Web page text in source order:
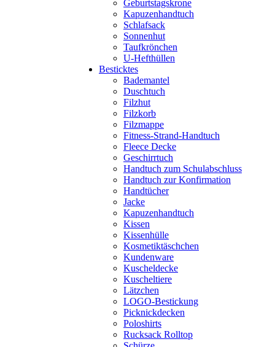
Geburtstagskrone
Kapuzenhandtuch
Schlafsack
Sonnenhut
Taufkrönchen
U-Hefthüllen
Besticktes
Bademantel
Duschtuch
Filzhut
Filzkorb
Filzmappe
Fitness-Strand-Handtuch
Fleece Decke
Geschirrtuch
Handtuch zum Schulabschluss
Handtuch zur Konfirmation
Handtücher
Jacke
Kapuzenhandtuch
Kissen
Kissenhülle
Kosmetiktäschchen
Kundenware
Kuscheldecke
Kuscheltiere
Lätzchen
LOGO-Bestickung
Picknickdecken
Poloshirts
Rucksack Rolltop